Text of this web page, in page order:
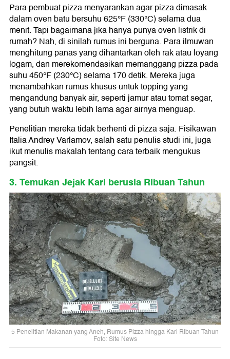
Para pembuat pizza menyarankan agar pizza dimasak
dalam oven batu bersuhu 625°F (330°C) selama dua
menit. Tapi bagaimana jika hanya punya oven listrik di
rumah? Nah, di sinilah rumus ini berguna. Para ilmuwan
menghitung panas yang dihantarkan oleh rak atau loyang
logam, dan merekomendasikan memanggang pizza pada
suhu 450°F (230°C) selama 170 detik. Mereka juga
menambahkan rumus khusus untuk topping yang
mengandung banyak air, seperti jamur atau tomat segar,
yang butuh waktu lebih lama agar airnya menguap.
Penelitian mereka tidak berhenti di pizza saja. Fisikawan
Italia Andrey Varlamov, salah satu penulis studi ini, juga
ikut menulis makalah tentang cara terbaik mengukus
pangsit.
3. Temukan Jejak Kari berusia Ribuan Tahun
5 Penelitian Makanan yang Aneh, Rumus Pizza hingga Kari Ribuan Tahun
Foto: Site News